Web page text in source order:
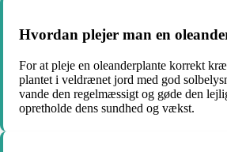
Hvordan plejer man en
For at pleje en oleanderplante korrekt
plantet i veldrænet jord med god
vande den regelmæssigt og gøde den
opretholde dens sundhed og vækst.